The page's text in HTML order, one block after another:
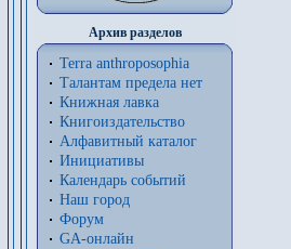
Архив разделов
Terra anthroposophia
Талантам предела нет
Книжная лавка
Книгоиздательство
Алфавитный каталог
Инициативы
Календарь событий
Наш город
Форум
GA-онлайн